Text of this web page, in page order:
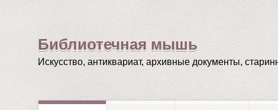
Библиотечная мышь
Искусство, антиквариат, архивные документы,